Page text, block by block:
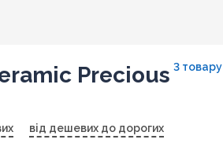
Precious 3 товару
від дешевих до дорогих